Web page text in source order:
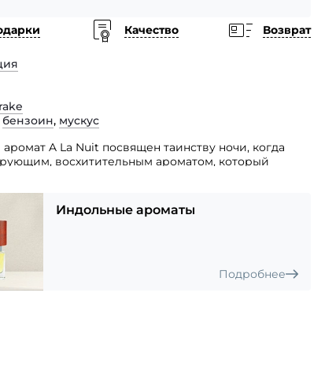
Качество
Возврат
бензоин, мускус
A La Nuit посвящен таинству ночи, когда
восхитительным ароматом, который
и марокканского жасмина стали первой
утонченного парфюма.
Индольные ароматы
Подробнее